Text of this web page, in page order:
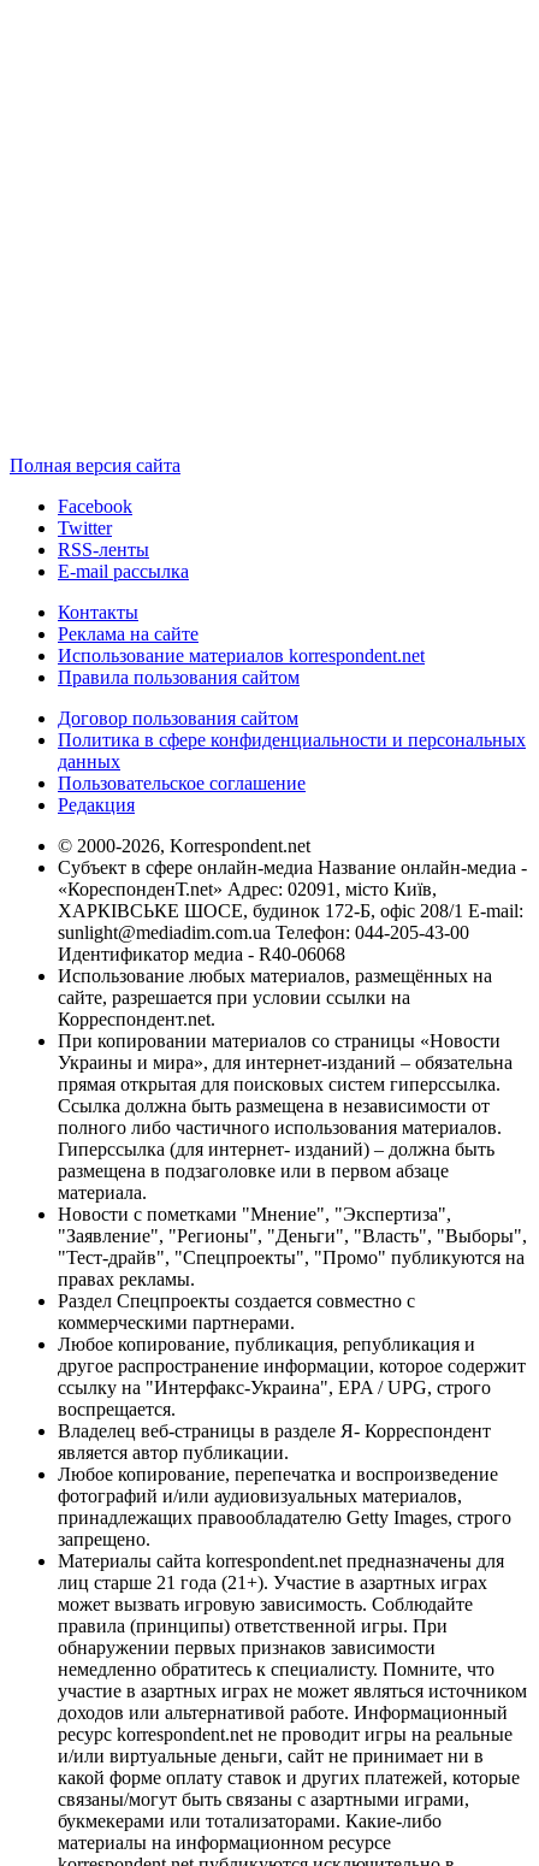
Полная версия сайта
Facebook
Twitter
RSS-ленты
E-mail рассылка
Контакты
Реклама на сайте
Использование материалов korrespondent.net
Правила пользования сайтом
Договор пользования сайтом
Политика в сфере конфиденциальности и персональных
данных
Пользовательское соглашение
Редакция
© 2000-2026, Korrespondent.net
Субъект в сфере онлайн-медиа Название онлайн-медиа -
«КореспонденТ.net» Адрес: 02091, місто Київ,
ХАРКІВСЬКЕ ШОСЕ, будинок 172-Б, офіс 208/1 E-mail:
sunlight@mediadim.com.ua Телефон: 044-205-43-00
Идентификатор медиа - R40-06068
Использование любых материалов, размещённых на
сайте, разрешается при условии ссылки на
Корреспондент.net.
При копировании материалов со страницы «Новости
Украины и мира», для интернет-изданий – обязательна
прямая открытая для поисковых систем гиперссылка.
Ссылка должна быть размещена в независимости от
полного либо частичного использования материалов.
Гиперссылка (для интернет- изданий) – должна быть
размещена в подзаголовке или в первом абзаце
материала.
Новости с пометками "Мнение", "Экспертиза",
"Заявление", "Регионы", "Деньги", "Власть", "Выборы",
"Тест-драйв", "Спецпроекты", "Промо" публикуются на
правах рекламы.
Раздел Спецпроекты создается совместно с
коммерческими партнерами.
Любое копирование, публикация, републикация и
другое распространение информации, которое содержит
ссылку на "Интерфакс-Украина", EPA / UPG, строго
воспрещается.
Владелец веб-страницы в разделе Я- Корреспондент
является автор публикации.
Любое копирование, перепечатка и воспроизведение
фотографий и/или аудиовизуальных материалов,
принадлежащих правообладателю Getty Images, строго
запрещено.
Материалы сайта korrespondent.net предназначены для
лиц старше 21 года (21+). Участие в азартных играх
может вызвать игровую зависимость. Соблюдайте
правила (принципы) ответственной игры. При
обнаружении первых признаков зависимости
немедленно обратитесь к специалисту. Помните, что
участие в азартных играх не может являться источником
доходов или альтернативой работе. Информационный
ресурс korrespondent.net не проводит игры на реальные
и/или виртуальные деньги, сайт не принимает ни в
какой форме оплату ставок и других платежей, которые
связаны/могут быть связаны с азартными играми,
букмекерами или тотализаторами. Какие-либо
материалы на информационном ресурсе